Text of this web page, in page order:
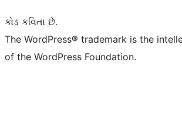
કોડ કવિતા છે.
The WordPress® trademark is the
of the WordPress Foundation.